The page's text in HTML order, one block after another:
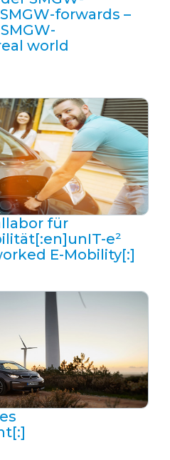
forwards –
world
für
e²
E-Mobility[:]